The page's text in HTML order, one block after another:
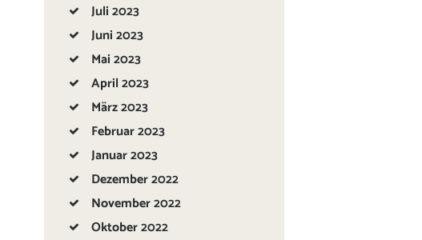
Juli2023
Juni2023
Mai2023
April2023
März2023
Februar2023
Januar2023
Dezember2022
November2022
Oktober2022